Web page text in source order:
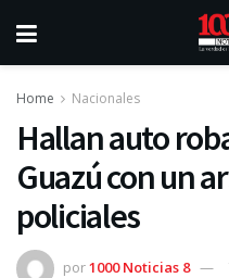
Home Nacionales
Hallan auto
Guazú con un
policiales
por1000 Noticias 8